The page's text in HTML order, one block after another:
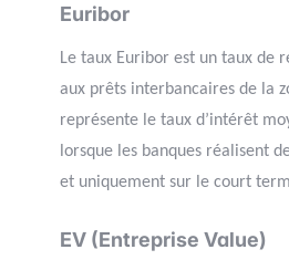
Euribor
Le taux Euribor est un taux de
aux prêts interbancaires de la
représente le taux d’intérêt
lorsque les banques réalisent
et uniquement sur le court
EV (Entreprise Value)